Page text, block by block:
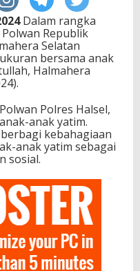
Dalam rangka
Republik
Selatan
bersama anak
Halmahera
Polres Halsel,
anak yatim.
kebahagiaan
anak yatim sebagai
sosial.